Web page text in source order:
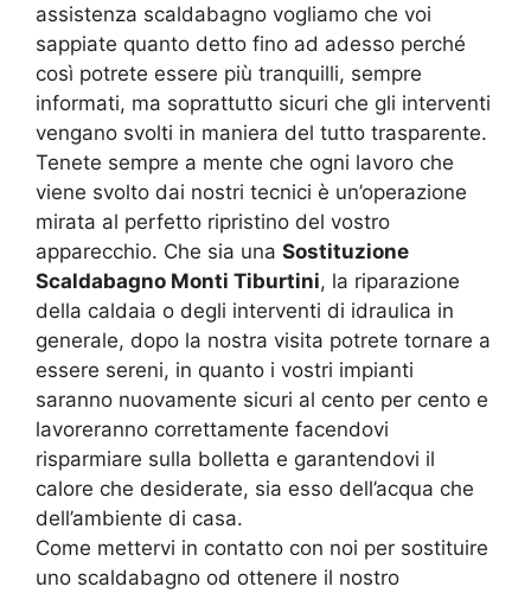
assistenza scaldabagno vogliamo che voi
sappiate quanto detto fino ad adesso perché
così potrete essere più tranquilli, sempre
informati, ma soprattutto sicuri che gli interventi
vengano svolti in maniera del tutto trasparente.
Tenete sempre a mente che ogni lavoro che
viene svolto dai nostri tecnici è un’operazione
mirata al perfetto ripristino del vostro
apparecchio. Che sia una Sostituzione
Scaldabagno Monti Tiburtini, la riparazione
della caldaia o degli interventi di idraulica in
generale, dopo la nostra visita potrete tornare a
essere sereni, in quanto i vostri impianti
saranno nuovamente sicuri al cento per cento e
lavoreranno correttamente facendovi
risparmiare sulla bolletta e garantendovi il
calore che desiderate, sia esso dell’acqua che
dell’ambiente di casa.
Come mettervi in contatto con noi per sostituire
uno scaldabagno od ottenere il nostro